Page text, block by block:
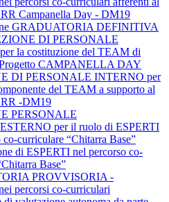
Campanella Day - DM19
GRADUATORIA DEFINITIVA
DI PERSONALE
la costituzione del TEAM di
CAMPANELLA DAY
DI PERSONALE INTERNO per
del TEAM a supporto al
-DM19
PERSONALE
per il ruolo di ESPERTI
co-curriculare “Chitarra Base”
di ESPERTI nel percorso co-
Base”
PROVVISORIA -
percorsi co-curriculari